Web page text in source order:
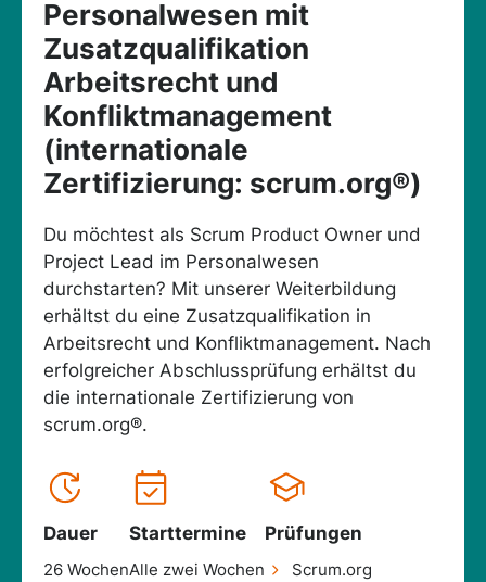
Personalwesen mit
Zusatzqualifikation
Arbeitsrecht und
Konfliktmanagement
(internationale
Zertifizierung: scrum.org®)
Du möchtest als Scrum Product Owner und
Project Lead im Personalwesen
durchstarten? Mit unserer Weiterbildung
erhältst du eine Zusatzqualifikation in
Arbeitsrecht und Konfliktmanagement. Nach
erfolgreicher Abschlussprüfung erhältst du
die internationale Zertifizierung von
scrum.org®.
Dauer
26 Wochen
Starttermine
Alle zwei Wochen
Prüfungen
Scrum.org